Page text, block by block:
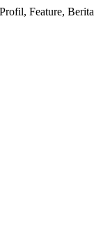
Feature,